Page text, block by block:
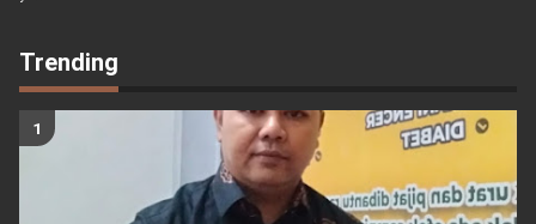
Trending